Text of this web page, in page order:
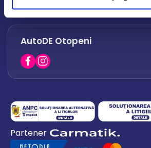
office.afumati@autode.ro
0730 063 852
0730 063 851
AutoDE Otopeni
0754 649 360
office.premium@autode.ro
Partener